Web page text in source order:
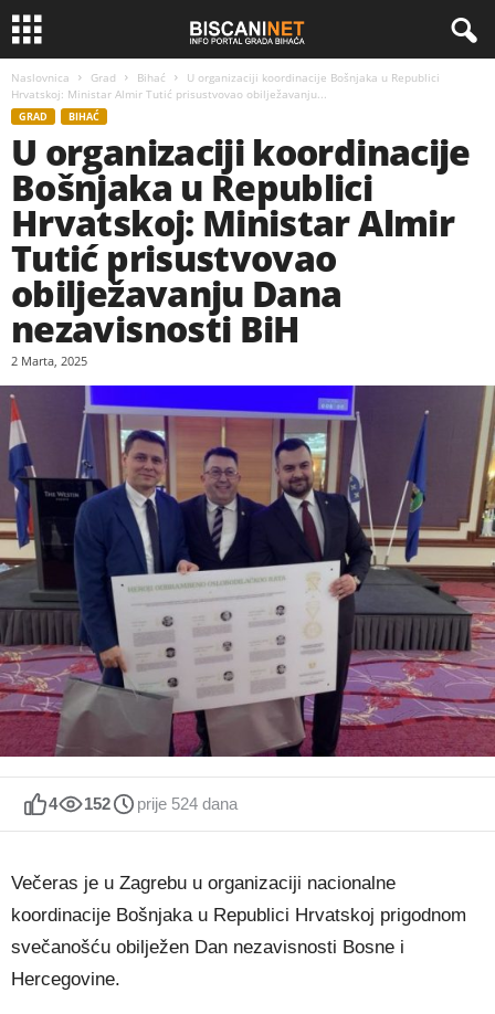
Naslovnica Grad Bihać
U organizaciji koordinacije Bošnjaka u Republici
Hrvatskoj: Ministar Almir Tutić prisustvovao obilježavanju...
GRAD BIHAĆ
U organizaciji koordinacije
Bošnjaka u Republici
Hrvatskoj: Ministar Almir
Tutić prisustvovao
obilježavanju Dana
nezavisnosti BiH
2 Marta, 2025
4 152 prije 524 dana
Večeras je u Zagrebu u organizaciji nacionalne
koordinacije Bošnjaka u Republici Hrvatskoj prigodnom
svečanošću obilježen Dan nezavisnosti Bosne i
Hercegovine.